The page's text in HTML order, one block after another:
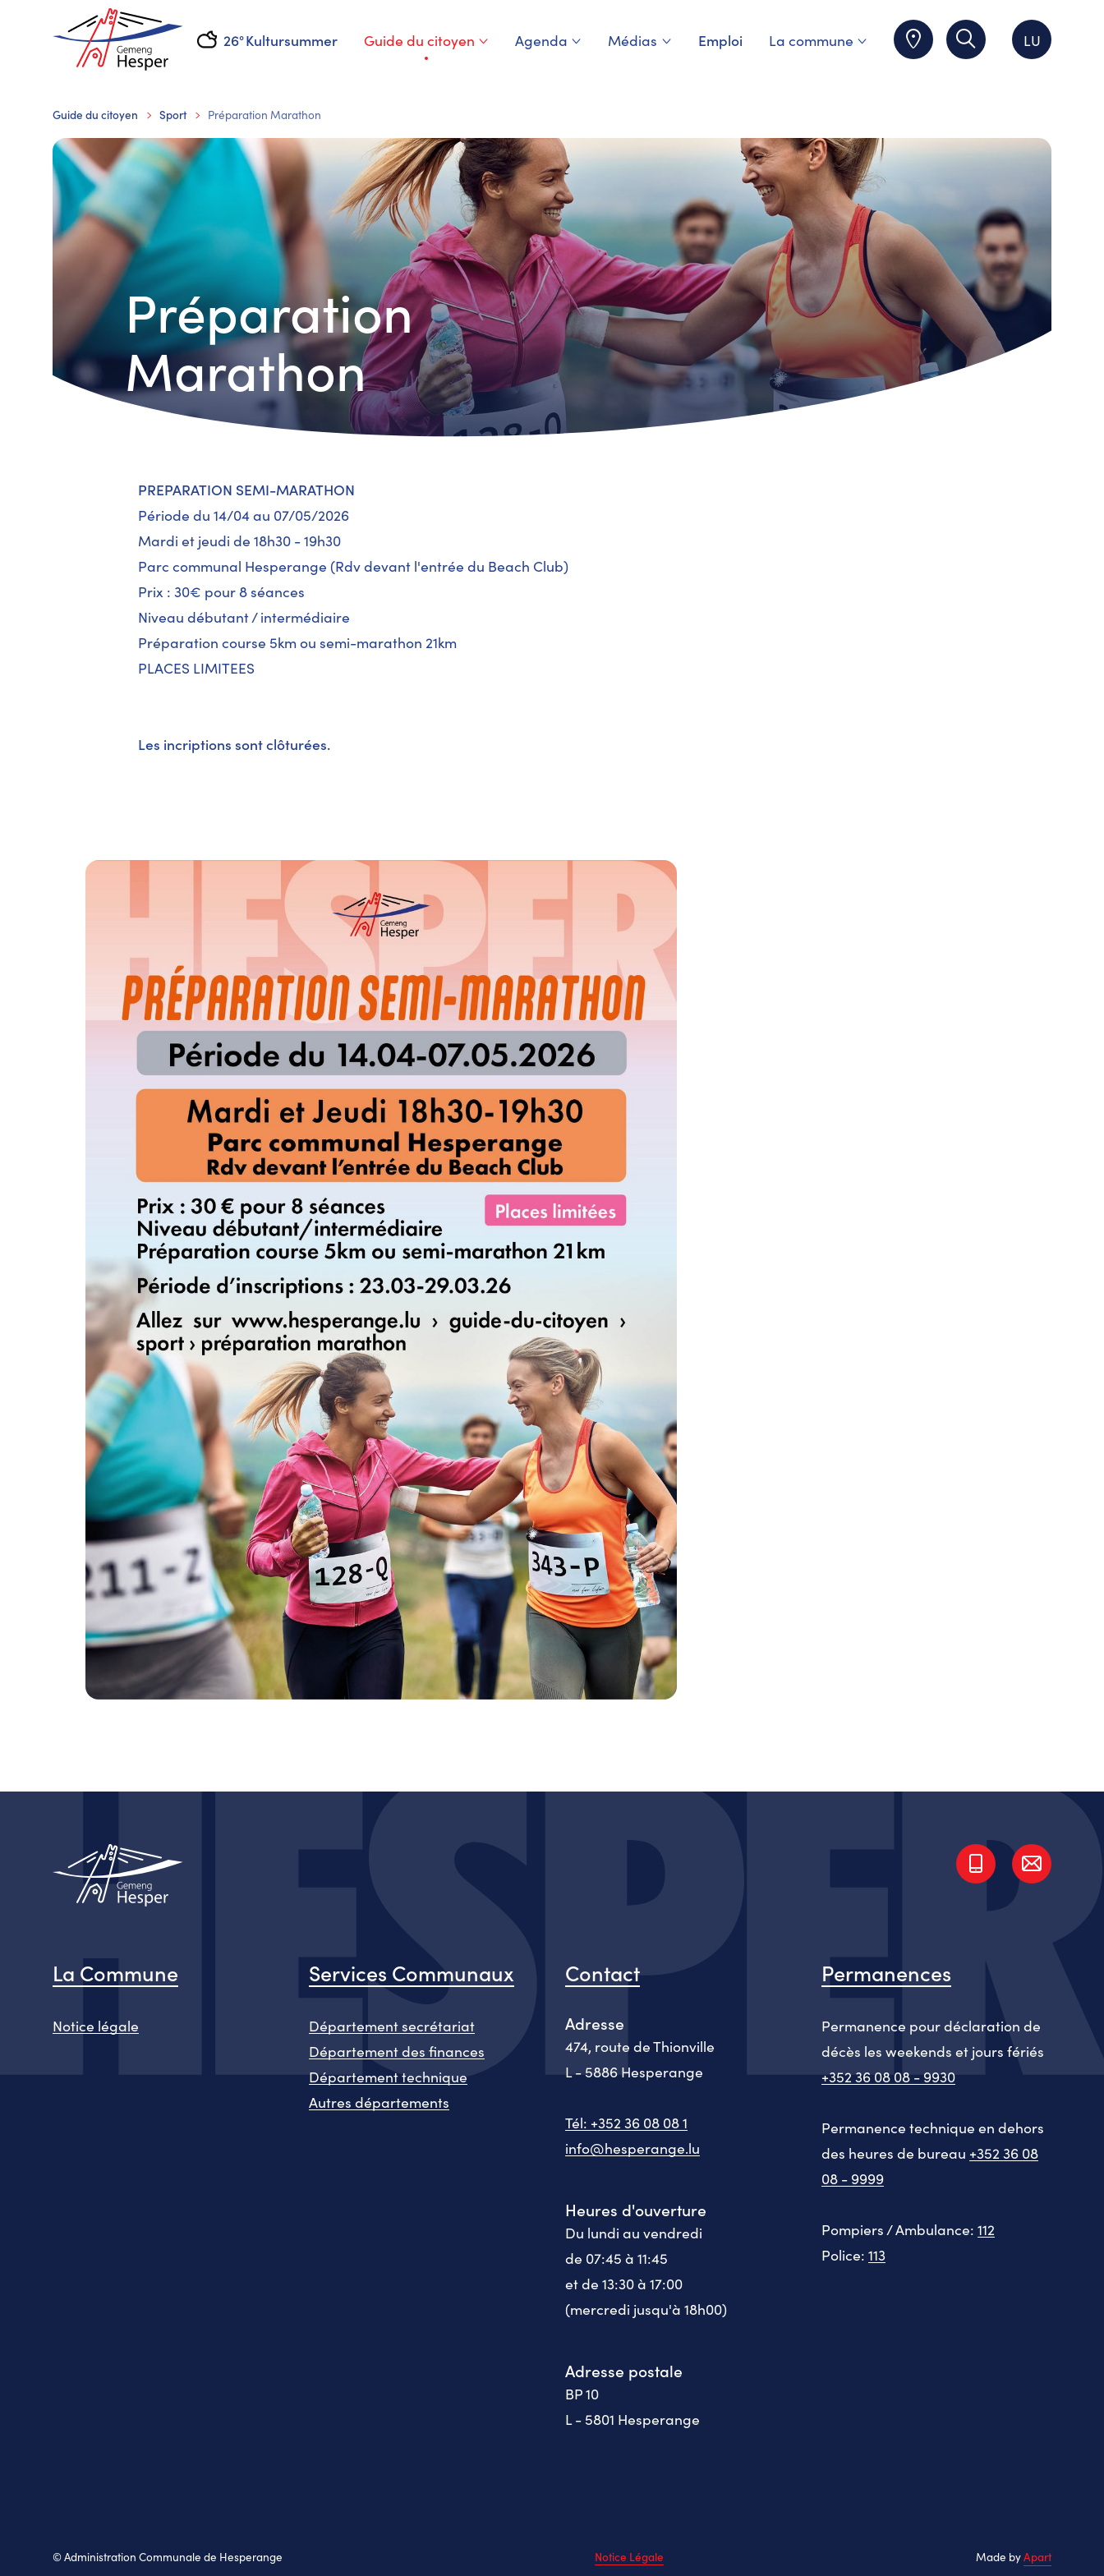
26°Kultursummer Guide du citoyen
Page courante
Agenda Médias Emploi La commune LU
Guide du citoyen Sport Préparation Marathon
Préparation
Marathon
PREPARATION SEMI-MARATHON
Période du 14/04 au 07/05/2026
Mardi et jeudi de 18h30 - 19h30
Parc communal Hesperange (Rdv devant l'entrée du Beach Club)
Prix : 30€ pour 8 séances
Niveau débutant / intermédiaire
Préparation course 5km ou semi-marathon 21km
PLACES LIMITEES
Les incriptions sont clôturées.
La Commune
Notice légale
Services Communaux
Département secrétariat
Département des finances
Département technique
Autres départements
Contact
Adresse
474, route de Thionville
L - 5886 Hesperange
Tél: +352 36 08 08 1
info@hesperange.lu
Heures d'ouverture
Du lundi au vendredi
de 07:45 à 11:45
et de 13:30 à 17:00
(mercredi jusqu'à 18h00)
Adresse postale
BP 10
L - 5801 Hesperange
Permanences
Permanence pour déclaration de
décès les weekends et jours fériés
+352 36 08 08 - 9930
Permanence technique en dehors
des heures de bureau +352 36 08
08 - 9999
Pompiers / Ambulance: 112
Police: 113
© Administration Communale de Hesperange Notice Légale Made byApart